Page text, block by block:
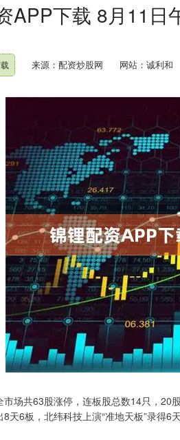
APP下载 8月11日
来源：配资炒股网 网站：诚利和
共63股涨停，连板股总数14只，20
天6板，北纬科技上演“准地天板”录得